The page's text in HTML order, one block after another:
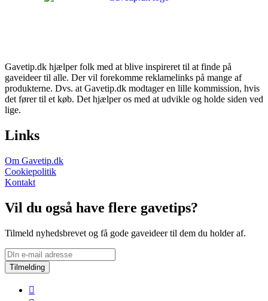
Gavetip.dk hjælper folk med at blive inspireret til at finde på
gaveideer til alle. Der vil forekomme reklamelinks på mange af
produkterne. Dvs. at Gavetip.dk modtager en lille kommission, hvis
det fører til et køb. Det hjælper os med at udvikle og holde siden ved
lige.
Links
Om Gavetip.dk
Cookiepolitik
Kontakt
Vil du også have flere gavetips?
Tilmeld nyhedsbrevet og få gode gaveideer til dem du holder af.
Tilmelding